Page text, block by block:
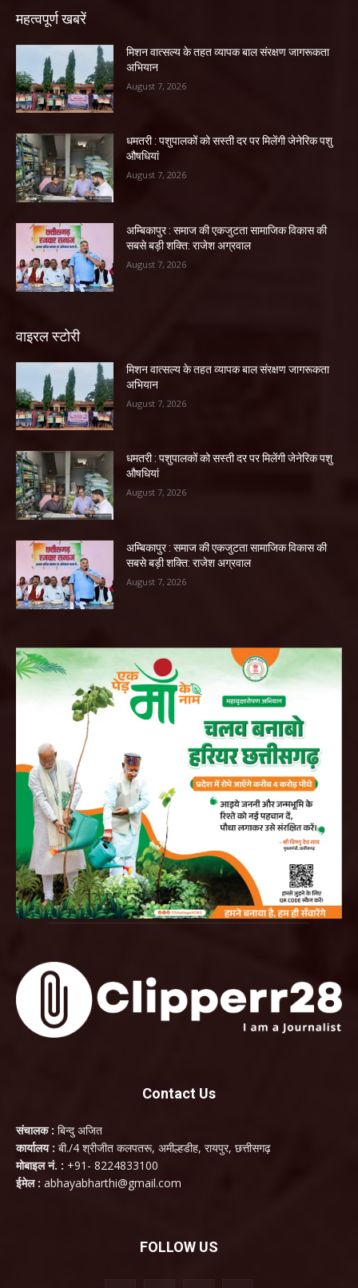
महत्वपूर्ण खबरें
मिशन वात्सल्य के तहत व्यापक बाल संरक्षण जागरूकता
अभियान
August 7, 2026
धमतरी : पशुपालकों को सस्ती दर पर मिलेंगी जेनेरिक पशु
औषधियां
August 7, 2026
अम्बिकापुर : समाज की एकजुटता सामाजिक विकास की
सबसे बड़ी शक्ति: राजेश अग्रवाल
August 7, 2026
वाइरल स्टोरी
मिशन वात्सल्य के तहत व्यापक बाल संरक्षण जागरूकता
अभियान
August 7, 2026
धमतरी : पशुपालकों को सस्ती दर पर मिलेंगी जेनेरिक पशु
औषधियां
August 7, 2026
अम्बिकापुर : समाज की एकजुटता सामाजिक विकास की
सबसे बड़ी शक्ति: राजेश अग्रवाल
August 7, 2026
Contact Us
संचालक : बिन्दु अजित
कार्यालय : बी./4 श्रीजीत कलपतरू, अमील्हडीह, रायपुर, छत्तीसगढ़
मोबाइल नं. : +91- 8224833100
ईमेल : abhayabharthi@gmail.com
FOLLOW US